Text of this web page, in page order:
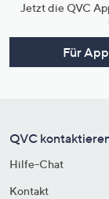
Jetzt die QVC
Für
QVC
Hilfe-Chat
Kontakt